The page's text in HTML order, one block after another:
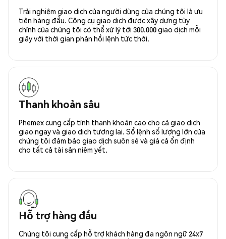
Trải nghiệm giao dịch của người dùng của chúng tôi là ưu
tiên hàng đầu. Công cụ giao dịch được xây dựng tùy
chỉnh của chúng tôi có thể xử lý tới 300.000 giao dịch mỗi
giây với thời gian phản hồi lệnh tức thời.
Thanh khoản sâu
Phemex cung cấp tính thanh khoản cao cho cả giao dịch
giao ngay và giao dịch tương lai. Sổ lệnh số lượng lớn của
chúng tôi đảm bảo giao dịch suôn sẻ và giá cả ổn định
cho tất cả tài sản niêm yết.
Hỗ trợ hàng đầu
Chúng tôi cung cấp hỗ trợ khách hàng đa ngôn ngữ 24x7